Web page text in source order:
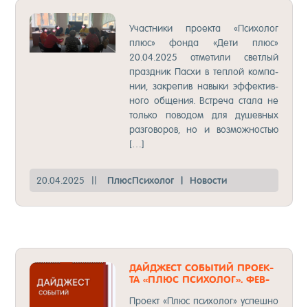
Учас­тни­ки про­ек­та «Пси­хо­лог
плюс» фон­да «Де­ти плюс»
20.04.2025 от­ме­ти­ли свет­лый
праз­дник Пас­хи в теп­лой ком­па­
нии, зак­ре­пив на­вы­ки эф­фек­тив­
но­го об­ще­ния. Встре­ча ста­ла не
толь­ко по­во­дом для ду­шев­ных
раз­го­во­ров, но и воз­мож­ностью
[…]
20.04.2025 Плюс­Пси­хо­лог | Но­вос­ти
ДАЙ­ДЖЕСТ СО­БЫТИЙ ПРО­ЕК­
ТА «ПЛЮС ПСИ­ХОЛОГ». ФЕВ­
Про­ект «Плюс пси­хо­лог» ус­пеш­но